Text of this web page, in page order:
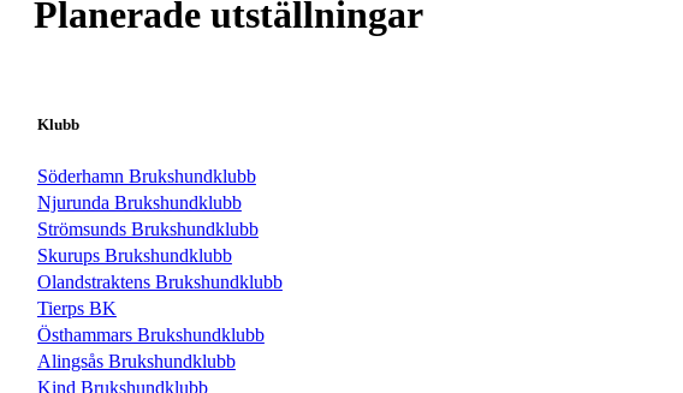
Planerade utställningar
Klubb
Söderhamn Brukshundklubb
Njurunda Brukshundklubb
Strömsunds Brukshundklubb
Skurups Brukshundklubb
Olandstraktens Brukshundklubb
Tierps BK
Östhammars Brukshundklubb
Alingsås Brukshundklubb
Kind Brukshundklubb